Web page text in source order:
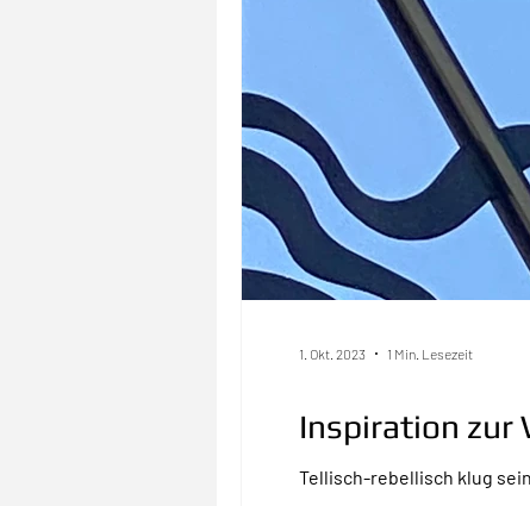
Inspiration zur
Tellisch-rebellisch klug
1. Okt. 2023 1 Min. Lesezeit